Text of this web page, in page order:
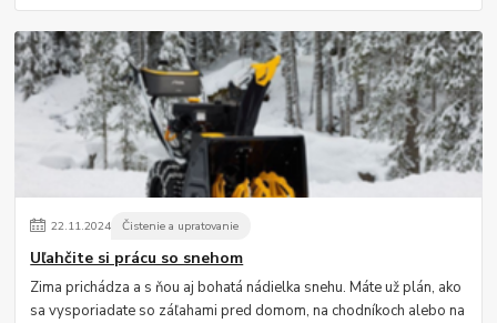
22.11.2024 Čistenie a upratovanie
Uľahčite si prácu so snehom
Zima prichádza a s ňou aj bohatá nádielka snehu. Máte už plán, ako
sa vysporiadate so záľahami pred domom, na chodníkoch alebo na